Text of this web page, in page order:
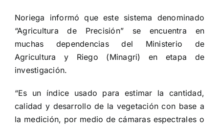
Noriega informó que este sistema denominado
“Agricultura de Precisión” se encuentra en
muchas dependencias del Ministerio de
Agricultura y Riego (Minagri) en etapa de
investigación.
“Es un índice usado para estimar la cantidad,
calidad y desarrollo de la vegetación con base a
la medición, por medio de cámaras espectrales o